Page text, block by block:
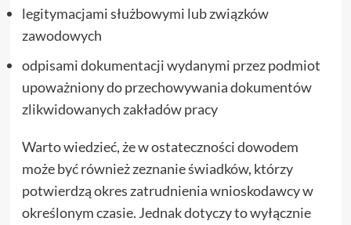
legitymacjami służbowymi lub związków
zawodowych
odpisami dokumentacji wydanymi przez podmiot
upoważniony do przechowywania dokumentów
zlikwidowanych zakładów pracy
Warto wiedzieć, że w ostateczności dowodem
może być również zeznanie świadków, którzy
potwierdzą okres zatrudnienia wnioskodawcy w
określonym czasie. Jednak dotyczy to wyłącznie